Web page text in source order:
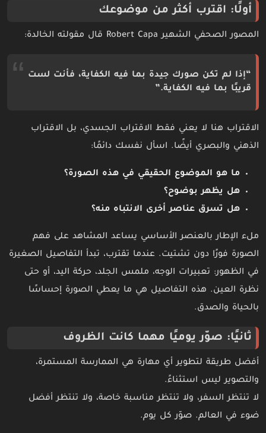
أولًا: اقترب أكثر من موضوعك
المصور الصحفي الشهير Robert Capa قال مقولته الخالدة:
“إذا لم تكن صورك جيدة بما فيه الكفاية، فأنت لست
قريبًا بما فيه الكفاية.”
الاقتراب هنا لا يعني فقط الاقتراب الجسدي، بل الاقتراب
الذهني والبصري أيضًا. اسأل نفسك دائمًا:
ما هو الموضوع الحقيقي في هذه الصورة؟
هل يظهر بوضوح؟
هل تسرق عناصر أخرى الانتباه منه؟
ملء الإطار بالعنصر الأساسي يساعد المشاهد على فهم
الصورة فورًا دون تشتيت. عندما تقترب، تبدأ التفاصيل الصغيرة
في الظهور: تعبيرات الوجه، ملمس الجلد، حركة اليد، أو حتى
نظرة العين. هذه التفاصيل هي ما يعطي الصورة إحساسًا
بالحياة والصدق.
ثانيًا: صوّر يوميًا مهما كانت الظروف
أفضل طريقة لتطوير أي مهارة هي الممارسة المستمرة،
والتصوير ليس استثناءً.
لا تنتظر السفر، ولا تنتظر مناسبة خاصة، ولا تنتظر أفضل
ضوء في العالم. صوّر كل يوم.